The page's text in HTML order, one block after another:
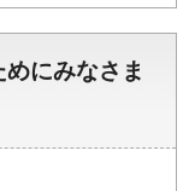
にみなさま